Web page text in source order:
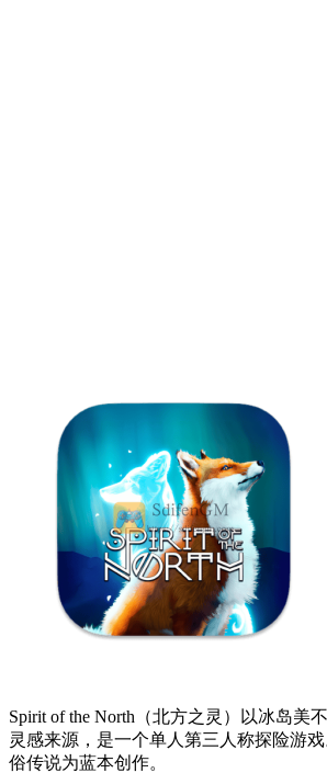
Spirit of the North（北方之灵）以冰岛美
灵感来源，是一个单人第三人称探险游
俗传说为蓝本创作。